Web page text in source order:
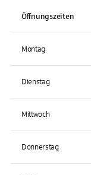
Öffnungszeiten
Montag
Dienstag
Mittwoch
Donnerstag